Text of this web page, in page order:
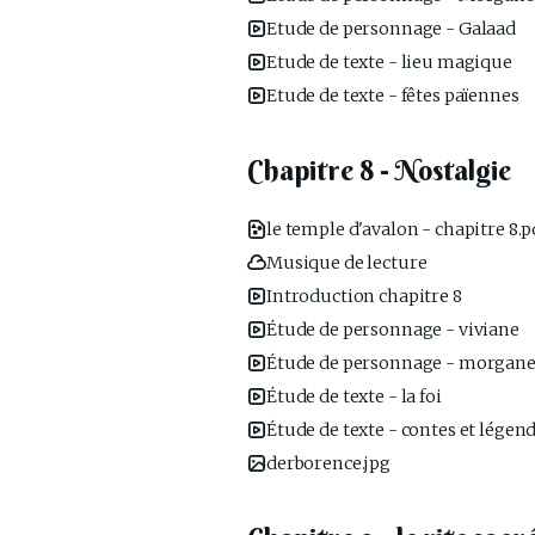
Etude de personnage - Galaad
Etude de texte - lieu magique
Etude de texte - fêtes païennes
Chapitre 8 - Nostalgie
le temple d'avalon - chapitre
Musique de lecture
Introduction chapitre 8
Étude de personnage - viviane
Étude de personnage - morgane
Étude de texte - la foi
Étude de texte - contes et
derborence.jpg